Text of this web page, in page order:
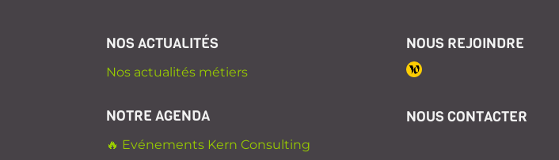
NOS ACTUALITÉS
Nos actualités métiers
NOTRE AGENDA
🔥 Evénements Kern Consulting
NOUS REJOINDRE
NOUS CONTACTER